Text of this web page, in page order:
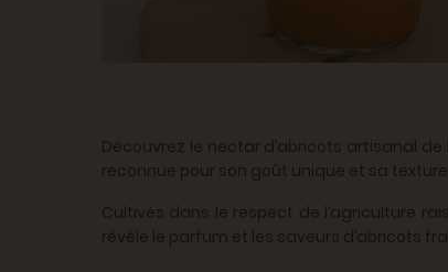
Découvrez le nectar d’abricots artisanal
reconnue pour son goût unique et sa
Cultivés dans le respect de l’agriculture
révèle le parfum et les saveurs d’abricots